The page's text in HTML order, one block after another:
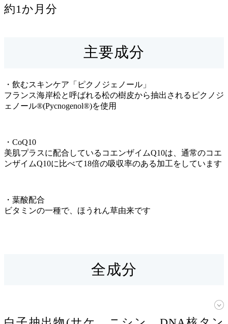
約1か月分
主要成分
・飲むスキンケア「ピクノジェノール」
フランス海岸松と呼ばれる松の樹皮から抽出されるピクノジ
ェノール®(Pycnogenol®)を使用
・CoQ10
美肌プラスに配合しているコエンザイムQ10は、通常のコエ
ンザイムQ10に比べて18倍の吸収率のある加工をしています
・葉酸配合
ビタミンの一種で、ほうれん草由来です
全成分